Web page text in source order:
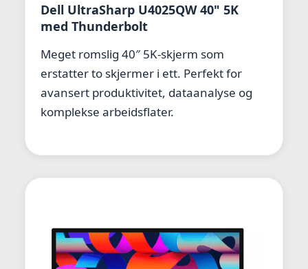
Dell UltraSharp U4025QW 40" 5K
med Thunderbolt
Meget romslig 40″ 5K-skjerm som
erstatter to skjermer i ett. Perfekt for
avansert produktivitet, dataanalyse og
komplekse arbeidsflater.